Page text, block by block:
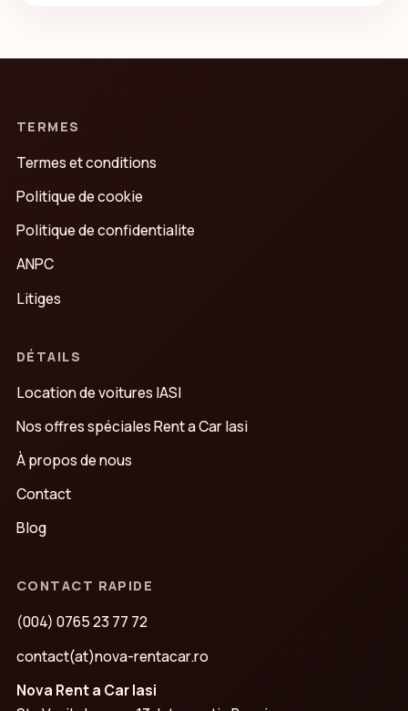
TERMES
Termes et conditions
Politique de cookie
Politique de confidentialite
ANPC
Litiges
DÉTAILS
Location de voitures IASI
Nos offres spéciales Rent a Car Iasi
À propos de nous
Contact
Blog
CONTACT RAPIDE
(004) 0765 23 77 72
contact(at)nova-rentacar.ro
Nova Rent a Car Iasi